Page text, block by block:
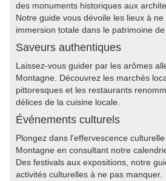
des monuments historiques aux
Notre guide vous dévoile les lieux à
immersion totale dans le patrimoine de
Saveurs authentiques
Laissez-vous guider par les arômes
Montagne. Découvrez les marchés
pittoresques et les restaurants
délices de la cuisine locale.
Événements culturels
Plongez dans l'effervescence
Montagne en consultant notre
Des festivals aux expositions, notre
activités culturelles à ne pas manquer.